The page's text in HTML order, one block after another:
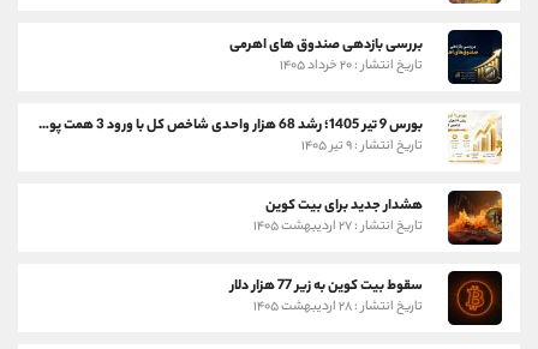
بررسی بازدهی صندوق های اهرمی
تاریخ انتشار : ۲۰ خرداد ۱۴۰۵
بورس 9 تیر 1405؛ رشد 68 هزار واحدی شاخص کل با ورود 3 همت پول حقیقی
تاریخ انتشار : ۹ تیر ۱۴۰۵
هشدار جدید برای بیت کوین
تاریخ انتشار : ۲۷ اردیبهشت ۱۴۰۵
سقوط بیت کوین به زیر 77 هزار دلار
تاریخ انتشار : ۲۸ اردیبهشت ۱۴۰۵